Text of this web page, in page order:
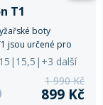
T1
boty
jsou určené pro
lyžaře,
pohodlí,
a stabilitu při
na svahu.
další
1 990 Kč
899 Kč